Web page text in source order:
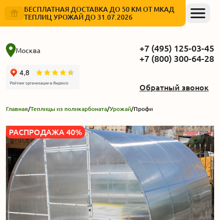
БЕСПЛАТНАЯ ДОСТАВКА ДО 50 КМ ОТ МКАД
ТЕПЛИЦ УРОЖАЙ ДО 31.07.2026
Москва
+7 (495) 125-03-45
+7 (800) 300-64-28
Обратный звонок
Главная/Теплицы из поликарбоната/Урожай/Профи
РАСПРОДАЖА 40%